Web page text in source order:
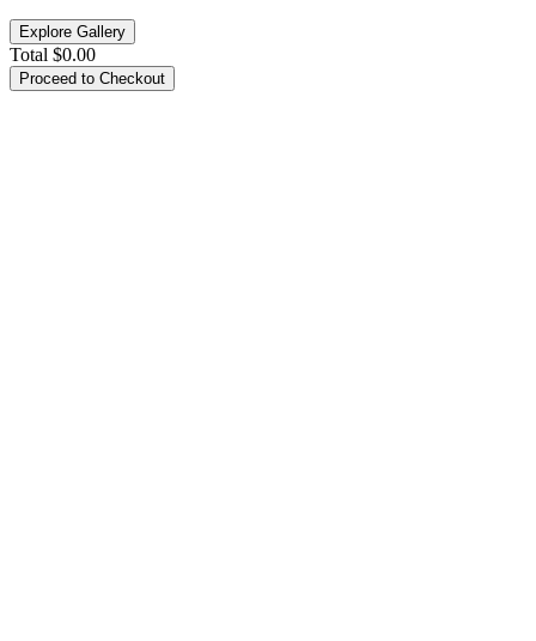
Explore Gallery
Total $0.00
Proceed to Checkout